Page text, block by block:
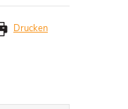
Drucken